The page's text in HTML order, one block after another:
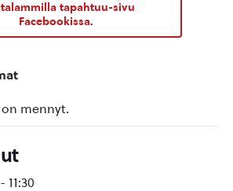
tapahtuu-sivu
Facebookissa.
mennyt.
- 11:30